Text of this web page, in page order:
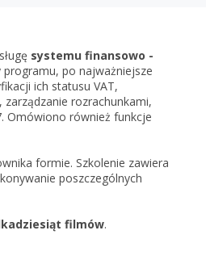
Subiekt nexo PRO krok po
Gratyfikant nexo PRO krok po
Rachmistrz nexo PRO krok po
Rewizor nexo PRO krok po
KSeF w Subiekcie GT
KSeF w Rachmistrzu i
RODO - vademecum
Gestor GT, czyli jak zwiększyć
Gestor nexo, czyli jak zwiększyć
Zapomniałem
Nie masz
systemu finansowo -
po najważniejsze
ich statusu VAT,
rozrachunkami,
Omówiono również funkcje
formie. Szkolenie zawiera
poszczególnych
filmów.